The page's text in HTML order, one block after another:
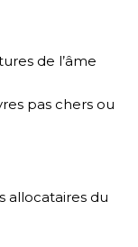
de l’âme
pas chers ou
allocataires du